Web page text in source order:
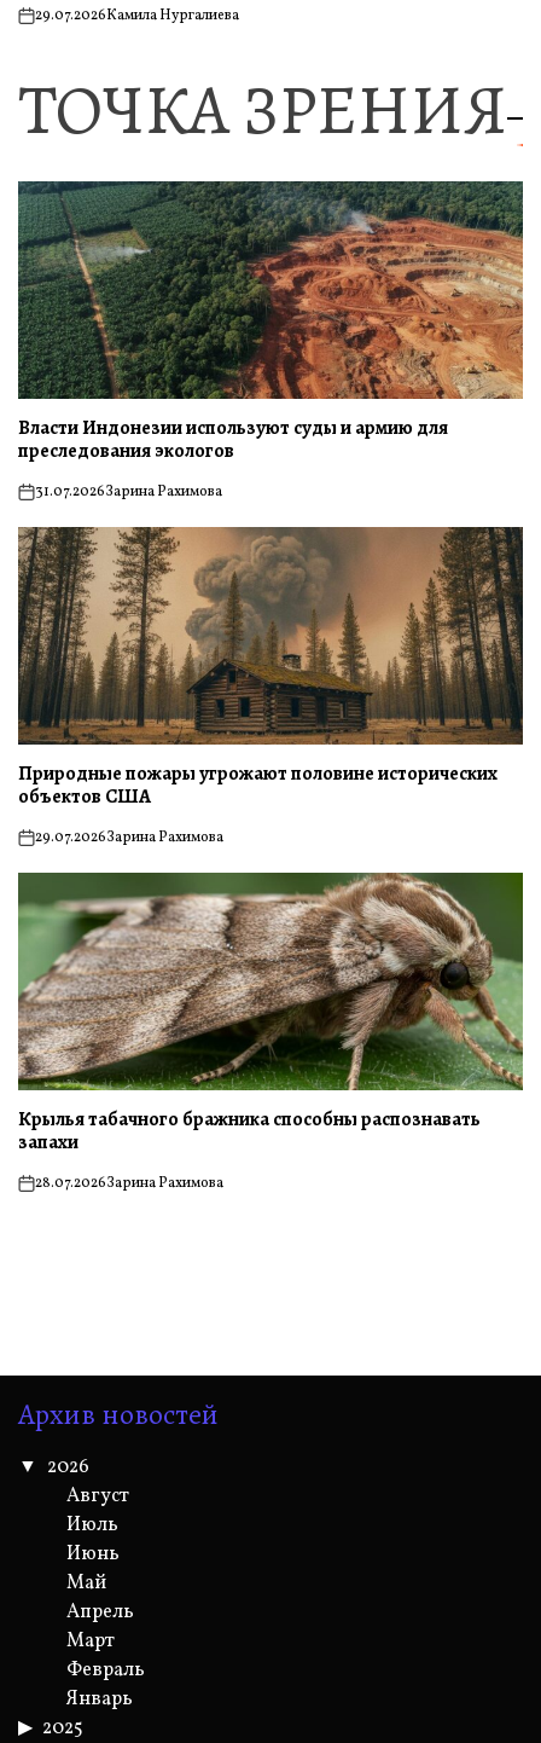
on29.07.2026Камила Нургалиева
ТОЧКА ЗРЕНИЯ
Власти Индонезии используют суды и армию для
преследования экологов
on31.07.2026Зарина Рахимова
Природные пожары угрожают половине исторических
объектов США
on29.07.2026Зарина Рахимова
Крылья табачного бражника способны распознавать
запахи
on28.07.2026Зарина Рахимова
Архив новостей
2026
Август
Июль
Июнь
Май
Апрель
Март
Февраль
Январь
2025